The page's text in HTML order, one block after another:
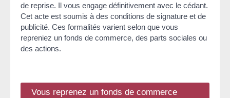
de reprise. Il vous engage définitivement avec le cédant.
Cet acte est soumis à des conditions de signature et de
publicité. Ces formalités varient selon que vous
repreniez un fonds de commerce, des parts sociales ou
des actions.
Vous reprenez un fonds de commerce